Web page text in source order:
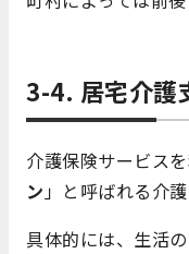
3-4. 居宅介護
介護保険サービス
ン」と呼ばれる介
具体的には、生活